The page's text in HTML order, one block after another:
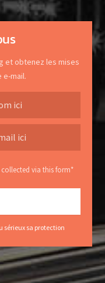
et obtenez les mises
e-mail.
via this form*
sérieux sa protection